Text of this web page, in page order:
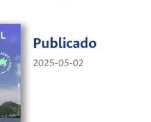
Publicado
2025-05-02